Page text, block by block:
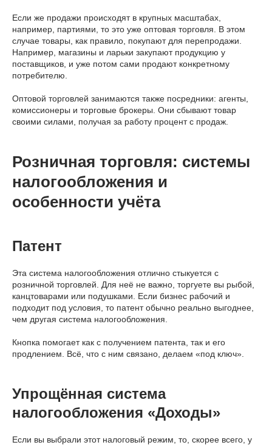
Если же продажи происходят в крупных масштабах,
например, партиями, то это уже оптовая торговля. В этом
случае товары, как правило, покупают для перепродажи.
Например, магазины и ларьки закупают продукцию у
поставщиков, и уже потом сами продают конкретному
потребителю.
Оптовой торговлей занимаются также посредники: агенты,
комиссионеры и торговые брокеры. Они сбывают товар
своими силами, получая за работу процент с продаж.
Розничная торговля: системы
налогообложения и
особенности учёта
Патент
Эта система налогообложения отлично стыкуется с
розничной торговлей. Для неё не важно, торгуете вы рыбой,
канцтоварами или подушками. Если бизнес рабочий и
подходит под условия, то патент обычно реально выгоднее,
чем другая система налогообложения.
Кнопка помогает как с получением патента, так и его
продлением. Всё, что с ним связано, делаем «под ключ».
Упрощённая система
налогообложения «Доходы»
Если вы выбрали этот налоговый режим, то, скорее всего, у